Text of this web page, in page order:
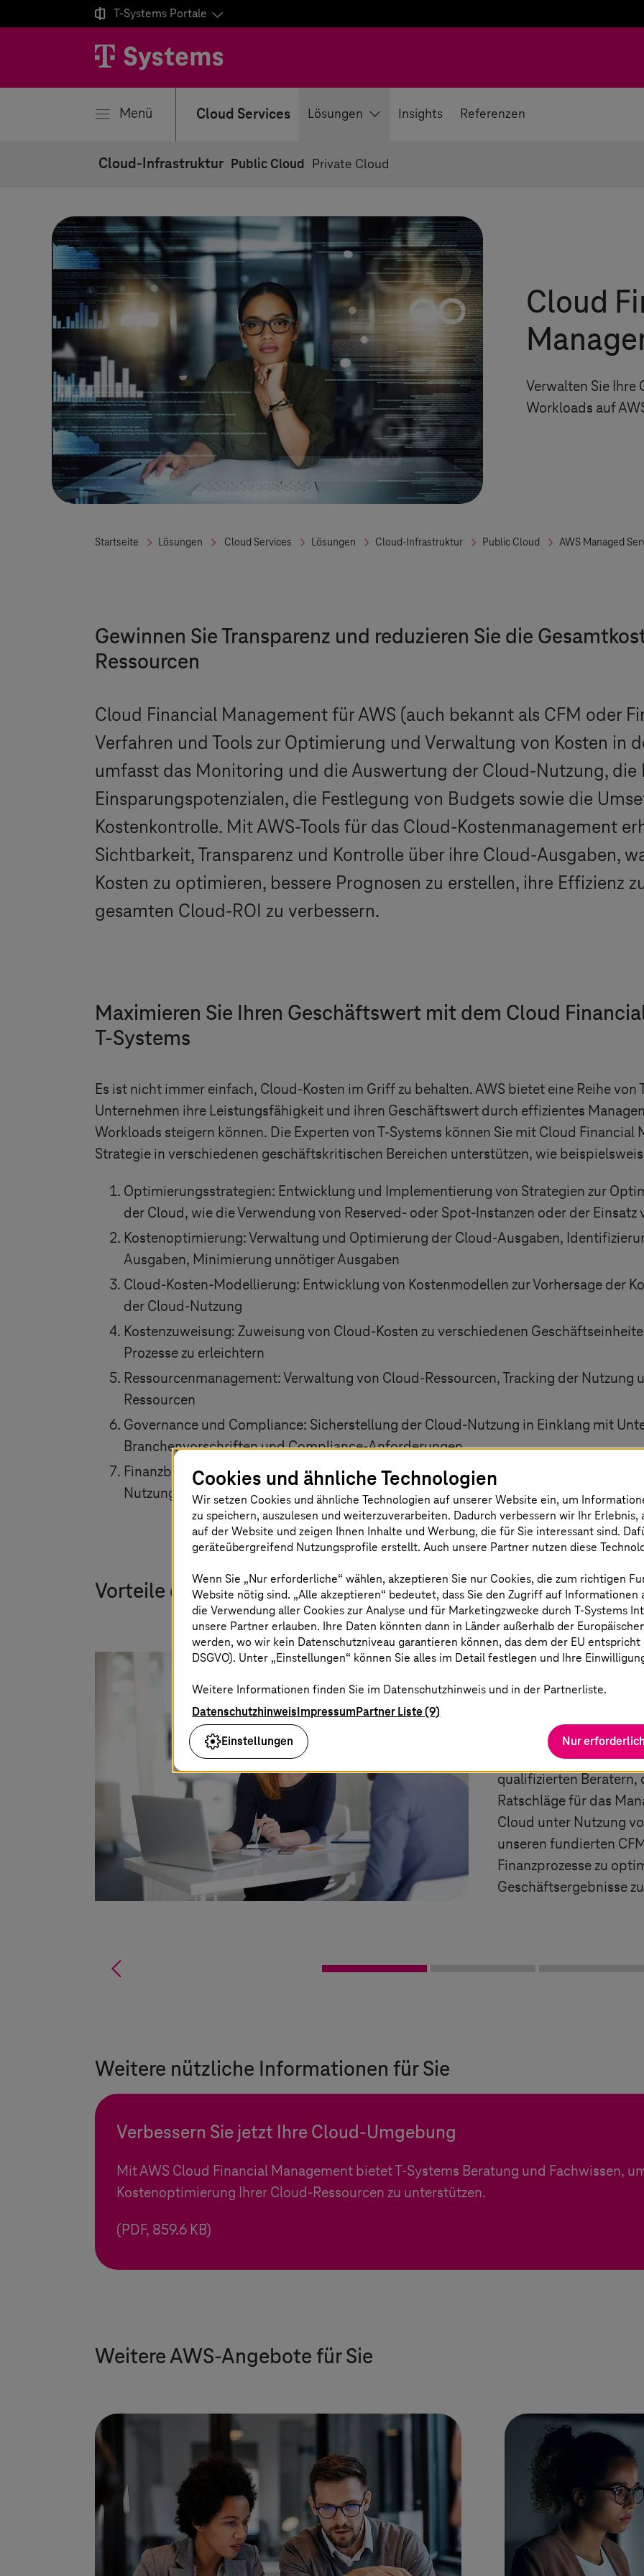
 T-Systems Portale
Menü Cloud Services Lösungen Insights Referenzen
Cloud-Infrastruktur Public Cloud Private Cloud
Cloud
Verwalten Sie Ihre
Workloads auf
Startseite Lösungen Cloud Services Lösungen Cloud-Infrastruktur Public Cloud AWS Managed
Gewinnen Sie Transparenz und reduzieren Sie die
Ressourcen
Cloud Financial Management für AWS (auch bekannt als CFM oder
Verfahren und Tools zur Optimierung und Verwaltung von Kosten in
umfasst das Monitoring und die Auswertung der Cloud-Nutzung,
Einsparungspotenzialen, die Festlegung von Budgets sowie die
Kostenkontrolle. Mit AWS-Tools für das Cloud-Kostenmanagement
Sichtbarkeit, Transparenz und Kontrolle über ihre Cloud-Ausgaben,
Kosten zu optimieren, bessere Prognosen zu erstellen, ihre Effizienz
gesamten Cloud-ROI zu verbessern.
Maximieren Sie Ihren Geschäftswert mit dem Cloud
T-Systems
Es ist nicht immer einfach, Cloud-Kosten im Griff zu behalten. AWS bietet eine Reihe von
Unternehmen ihre Leistungsfähigkeit und ihren Geschäftswert durch effizientes
Workloads steigern können. Die Experten vonT-Systems können Sie mit Cloud Financial
Strategie in verschiedenen geschäftskritischen Bereichen unterstützen, wie
Optimierungsstrategien: Entwicklung und Implementierung von Strategien zur
der Cloud, wie die Verwendung von Reserved- oder Spot-Instanzen oder der
Kostenoptimierung: Verwaltung und Optimierung der Cloud-Ausgaben,
Ausgaben, Minimierung unnötiger Ausgaben
Cloud-Kosten-Modellierung: Entwicklung von Kostenmodellen zur Vorhersage der
der Cloud-Nutzung
Kostenzuweisung: Zuweisung von Cloud-Kosten zu verschiedenen
Prozesse zu erleichtern
Ressourcenmanagement: Verwaltung von Cloud-Ressourcen, Tracking der
Ressourcen
Governance und Compliance: Sicherstellung der Cloud-Nutzung in Einklang mit
Branchenvorschriften und Compliance-Anforderungen
Finanzberichterstattung: Erstellung von Finanzberichten und Dashboards zur
Nutzung sowie Einblick in die Kosten der Ausführung verschiedener Anwendungen
Vorteile der Cloud-Kosten-Optimierung vonT-Systems
Expertise und
umfangreiche
Management. Wir
qualifizierten Beratern,
Ratschläge für das
Cloud unter Nutzung
unseren fundierten
Finanzprozesse zu
Geschäftsergebnisse
%
Weitere nützliche Informationen für Sie
Verbessern Sie jetzt Ihre Cloud-Umgebung
Mit AWS Cloud Financial Management bietetT-Systems Beratung und Fachwissen,
Kostenoptimierung Ihrer Cloud-Ressourcen zu unterstützen.
(PDF, 859.6 KB)
Weitere AWS-Angebote für Sie
Cookies und ähnliche Technologien
Wir setzen Cookies und ähnliche Technologien auf unserer Website ein, um
zu speichern, auszulesen und weiterzuverarbeiten. Dadurch verbessern wir Ihr Erlebnis,
auf der Website und zeigen Ihnen Inhalte und Werbung, die für Sie interessant sind.
geräteübergreifend Nutzungsprofile erstellt. Auch unsere Partner nutzen diese
Wenn Sie „Nur erforderliche“ wählen, akzeptieren Sie nur Cookies, die zum richtigen
Website nötig sind. „Alle akzeptieren“ bedeutet, dass Sie den Zugriff auf Informationen
die Verwendung aller Cookies zur Analyse und für Marketingzwecke durchT-Systems
unsere Partner erlauben. Ihre Daten könnten dann in Länder außerhalb der
werden, wo wir kein Datenschutzniveau garantieren können, das dem der EU entspricht
DSGVO). Unter „Einstellungen“ können Sie alles im Detail festlegen und Ihre
Weitere Informationen finden Sie im Datenschutzhinweis und in der Partnerliste.
DatenschutzhinweisImpressumPartner Liste (9)
Einstellungen
Nur